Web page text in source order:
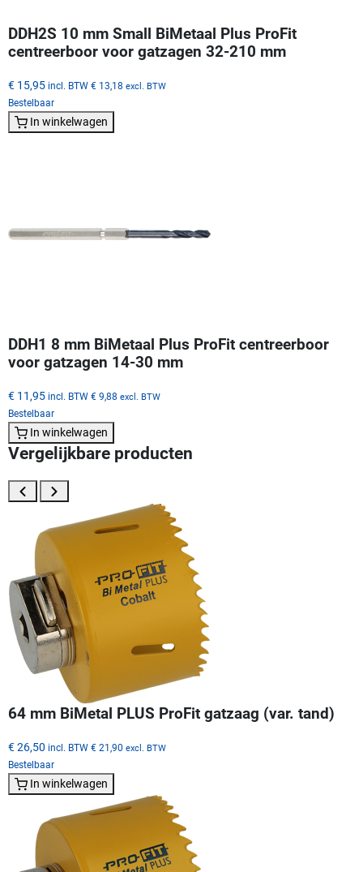
DDH2S 10 mm Small BiMetaal Plus ProFit
centreerboor voor gatzagen 32-210 mm
€ 15,95 incl. BTW € 13,18 excl. BTW
Bestelbaar
In winkelwagen
DDH1 8 mm BiMetaal Plus ProFit centreerboor
voor gatzagen 14-30 mm
€ 11,95 incl. BTW € 9,88 excl. BTW
Bestelbaar
In winkelwagen
Vergelijkbare producten
64 mm BiMetal PLUS ProFit gatzaag (var. tand)
€ 26,50 incl. BTW € 21,90 excl. BTW
Bestelbaar
In winkelwagen